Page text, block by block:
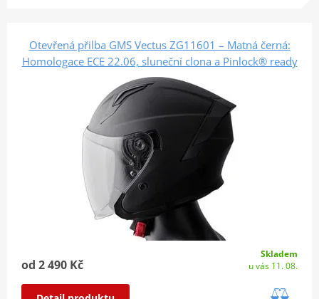
Otevřená přilba GMS Vectus ZG11601 – Matná černá:
Homologace ECE 22.06, sluneční clona a Pinlock® ready
od 2 490 Kč
Skladem
u vás 11. 08.